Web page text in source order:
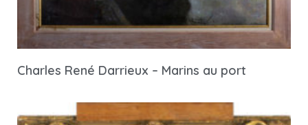
Charles René Darrieux – Marins au port